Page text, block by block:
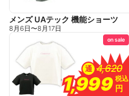
メンズ UAテック 機能ショーツ
8月6日〜8月17日
on sale
通 4,620
4,620
1,999
1,999税込
税込
円
円